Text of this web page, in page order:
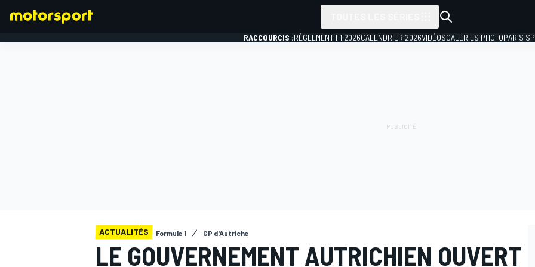
RACCOURCIS :RÈGLEMENT F1 2026CALENDRIER 2026VIDÉOSGALERIES PHOTOPARIS
ACTUALITÉS Formule 1 GP d'Autriche
LE GOUVERNEMENT AUTRICHIEN OUVERT